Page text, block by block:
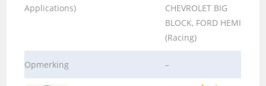
Applications)
CHEVROLET BIG
BLOCK, FORD HEMI
(Racing)
Opmerking –